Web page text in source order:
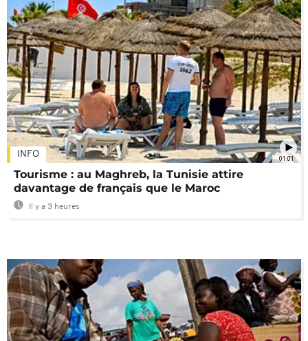
01:01
INFO
Tourisme : au Maghreb, la Tunisie attire
davantage de français que le Maroc
Il y a 3 heures